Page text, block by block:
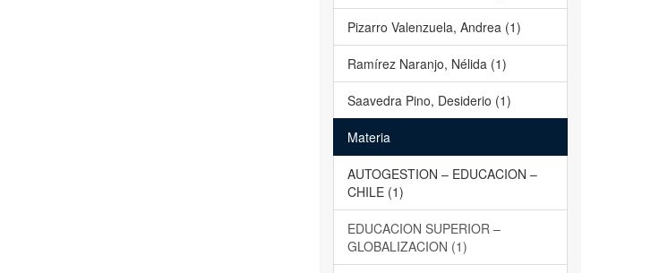
Pizarro Valenzuela, Andrea (1)
Ramírez Naranjo, Nélida (1)
Saavedra Pino, Desiderio (1)
Materia
AUTOGESTION – EDUCACION –
CHILE (1)
EDUCACION SUPERIOR –
GLOBALIZACION (1)